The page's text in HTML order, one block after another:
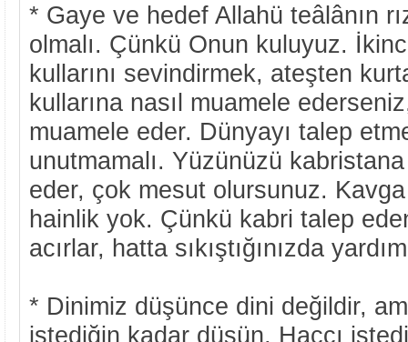
* Gaye ve hedef Allahü teâlânın
olmalı. Çünkü Onun kuluyuz.
kullarını sevindirmek, ateşten
kullarına nasıl muamele
muamele eder. Dünyayı talep
unutmamalı. Yüzünüzü
eder, çok mesut olursunuz.
hainlik yok. Çünkü kabri talep
acırlar, hatta sıkıştığınızda
* Dinimiz düşünce dini değildir,
istediğin kadar düşün, Haccı